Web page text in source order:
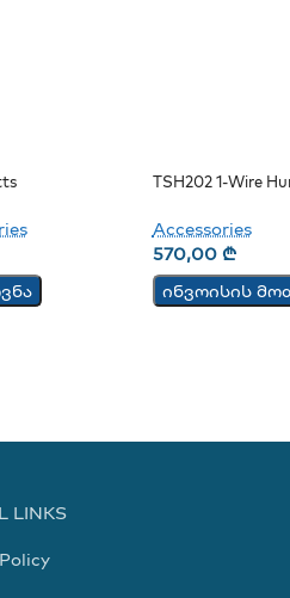
TSH202 1-Wire
Accessories
570,00 ₾
ინვოისის
LINKS